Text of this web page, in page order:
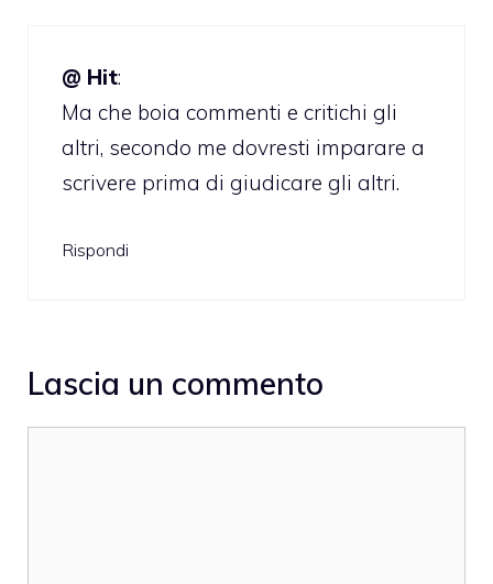
@ Hit:
Ma che boia commenti e critichi gli
altri, secondo me dovresti imparare a
scrivere prima di giudicare gli altri.
Rispondi
Lascia un commento